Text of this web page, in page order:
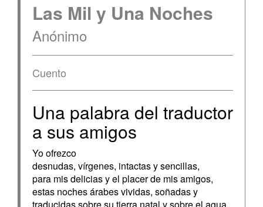
Las Mil y Una Noches
Anónimo
Cuento
Una palabra del traductor
a sus amigos
Yo ofrezco
desnudas, vírgenes, intactas y sencillas,
para mis delicias y el placer de mis amigos,
estas noches árabes vividas, soñadas y